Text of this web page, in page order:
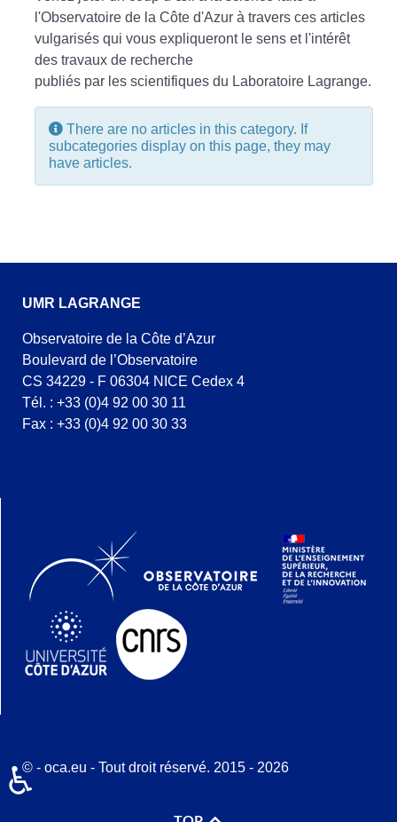
l'Observatoire de la Côte d'Azur à travers ces articles
vulgarisés qui vous expliqueront le sens et l'intérêt
des travaux de recherche
publiés par les scientifiques du Laboratoire Lagrange.
Info
There are no articles in this category. If
subcategories display on this page, they may
have articles.
UMR LAGRANGE
Observatoire de la Côte d’Azur
Boulevard de l’Observatoire
CS 34229 - F 06304 NICE Cedex 4
Tél. : +33 (0)4 92 00 30 11
Fax : +33 (0)4 92 00 30 33
© - oca.eu - Tout droit réservé. 2015 - 2026